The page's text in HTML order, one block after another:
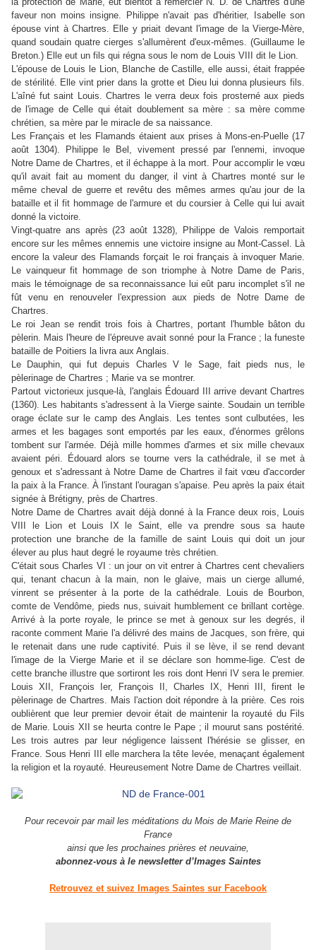
faveur non moins insigne. Philippe n'avait pas d'héritier, Isabelle son
épouse vint à Chartres. Elle y priait devant l'image de la Vierge-Mère,
quand soudain quatre cierges s'allumèrent d'eux-mêmes. (Guillaume le
Breton.) Elle eut un fils qui régna sous le nom de Louis VIII dit le Lion.
L'épouse de Louis le Lion, Blanche de Castille, elle aussi, était frappée
de stérilité. Elle vint prier dans la grotte et Dieu lui donna plusieurs fils.
L'aîné fut saint Louis. Chartres le verra deux fois prosterné aux pieds
de l'image de Celle qui était doublement sa mère : sa mère comme
chrétien, sa mère par le miracle de sa naissance.
Les Français et les Flamands étaient aux prises à Mons-en-Puelle (17
août 1304). Philippe le Bel, vivement pressé par l'ennemi, invoque
Notre Dame de Chartres, et il échappe à la mort. Pour accomplir le vœu
qu'il avait fait au moment du danger, il vint à Chartres monté sur le
même cheval de guerre et revêtu des mêmes armes qu'au jour de la
bataille et il fit hommage de l'armure et du coursier à Celle qui lui avait
donné la victoire.
Vingt-quatre ans après (23 août 1328), Philippe de Valois remportait
encore sur les mêmes ennemis une victoire insigne au Mont-Cassel. Là
encore la valeur des Flamands forçait le roi français à invoquer Marie.
Le vainqueur fit hommage de son triomphe à Notre Dame de Paris,
mais le témoignage de sa reconnaissance lui eût paru incomplet s'il ne
fût venu en renouveler l'expression aux pieds de Notre Dame de
Chartres.
Le roi Jean se rendit trois fois à Chartres, portant l'humble bâton du
pèlerin. Mais l'heure de l'épreuve avait sonné pour la France ; la funeste
bataille de Poitiers la livra aux Anglais.
Le Dauphin, qui fut depuis Charles V le Sage, fait pieds nus, le
pèlerinage de Chartres ; Marie va se montrer.
Partout victorieux jusque-là, l'anglais Édouard III arrive devant Chartres
(1360). Les habitants s'adressent à la Vierge sainte. Soudain un terrible
orage éclate sur le camp des Anglais. Les tentes sont culbutées, les
armes et les bagages sont emportés par les eaux, d'énormes grêlons
tombent sur l'armée. Déjà mille hommes d'armes et six mille chevaux
avaient péri. Édouard alors se tourne vers la cathédrale, il se met à
genoux et s'adressant à Notre Dame de Chartres il fait vœu d'accorder
la paix à la France. À l'instant l'ouragan s'apaise. Peu après la paix était
signée à Brétigny, près de Chartres.
Notre Dame de Chartres avait déjà donné à la France deux rois, Louis
VIII le Lion et Louis IX le Saint, elle va prendre sous sa haute
protection une branche de la famille de saint Louis qui doit un jour
élever au plus haut degré le royaume très chrétien.
C'était sous Charles VI : un jour on vit entrer à Chartres cent chevaliers
qui, tenant chacun à la main, non le glaive, mais un cierge allumé,
vinrent se présenter à la porte de la cathédrale. Louis de Bourbon,
comte de Vendôme, pieds nus, suivait humblement ce brillant cortège.
Arrivé à la porte royale, le prince se met à genoux sur les degrés, il
raconte comment Marie l'a délivré des mains de Jacques, son frère, qui
le retenait dans une rude captivité. Puis il se lève, il se rend devant
l'image de la Vierge Marie et il se déclare son homme-lige. C'est de
cette branche illustre que sortiront les rois dont Henri IV sera le premier.
Louis XII, François Ier, François II, Charles IX, Henri III, firent le
pèlerinage de Chartres. Mais l'action doit répondre à la prière. Ces rois
oublièrent que leur premier devoir était de maintenir la royauté du Fils
de Marie. Louis XII se heurta contre le Pape ; il mourut sans postérité.
Les trois autres par leur négligence laissent l'hérésie se glisser, en
France. Sous Henri III elle marchera la tête levée, menaçant également
la religion et la royauté. Heureusement Notre Dame de Chartres veillait.
Pour recevoir par mail les méditations du Mois de Marie Reine de
France
ainsi que les prochaines prières et neuvaine,
abonnez-vous à le newsletter d’Images Saintes
Retrouvez et suivez Images Saintes sur Facebook